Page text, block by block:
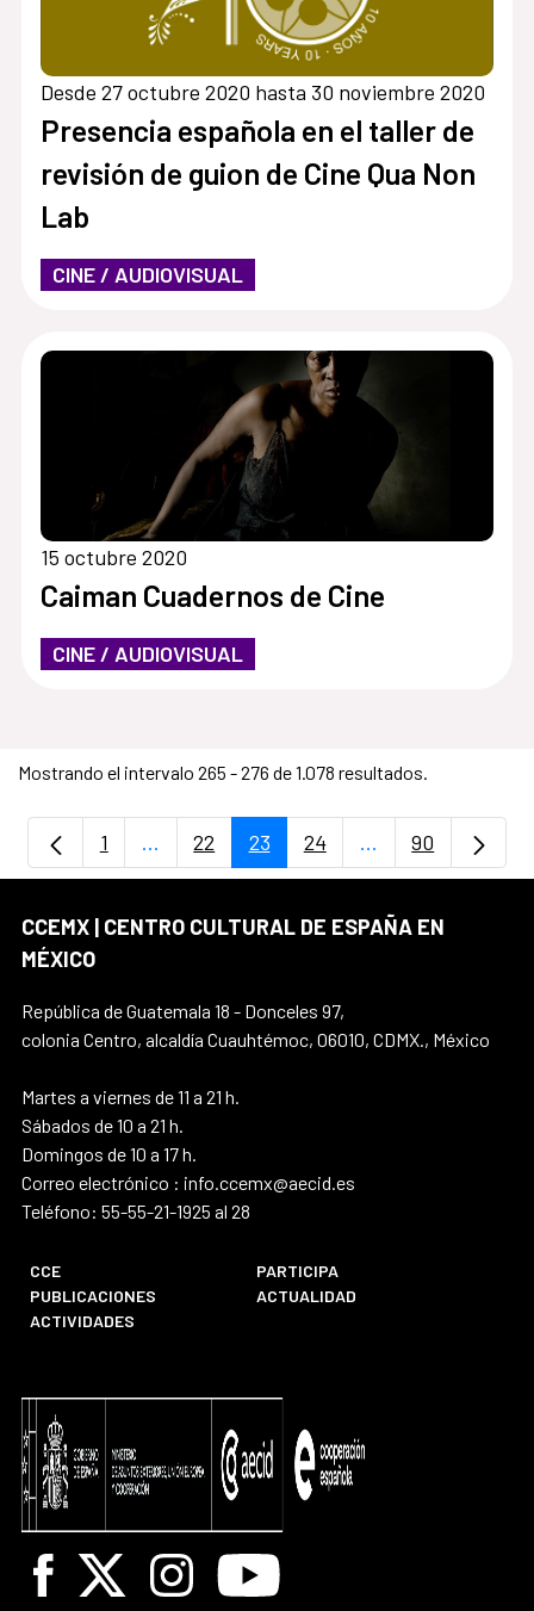
Desde 27 octubre 2020 hasta 30 noviembre 2020
Presencia española en el taller de
revisión de guion de Cine Qua Non
Lab
CINE / AUDIOVISUAL
15 octubre 2020
Caiman Cuadernos de Cine
CINE / AUDIOVISUAL
Mostrando el intervalo 265 - 276 de 1.078 resultados.
Página
1 ...Páginas intermedias Use TAB para
Página
22 Página
23 Página
24 ...PáginasPágina
90
CCEMX | CENTRO CULTURAL DE ESPAÑA EN
MÉXICO
República de Guatemala 18 - Donceles 97,
colonia Centro, alcaldía Cuauhtémoc, 06010, CDMX., México
Martes a viernes de 11 a 21 h.
Sábados de 10 a 21 h.
Domingos de 10 a 17 h.
Correo electrónico : info.ccemx@aecid.es
Teléfono: 55-55-21-1925 al 28
CCE
PARTICIPA
PUBLICACIONES
ACTUALIDAD
ACTIVIDADES
Facebook
X InstagramYoutube